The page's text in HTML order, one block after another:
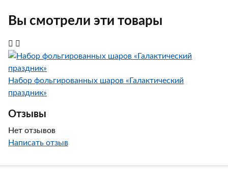
Вы смотрели эти товары
Набор фольгированных шаров «Галактический
праздник»
Отзывы
Нет отзывов
Написать отзыв